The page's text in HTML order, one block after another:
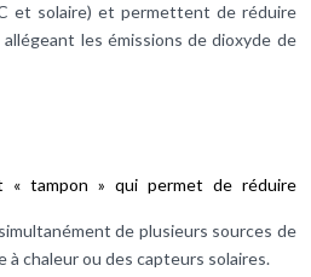
et solaire) et permettent de réduire
les émissions de dioxyde de
tampon » qui permet de réduire
de plusieurs sources de
à chaleur ou des capteurs solaires.